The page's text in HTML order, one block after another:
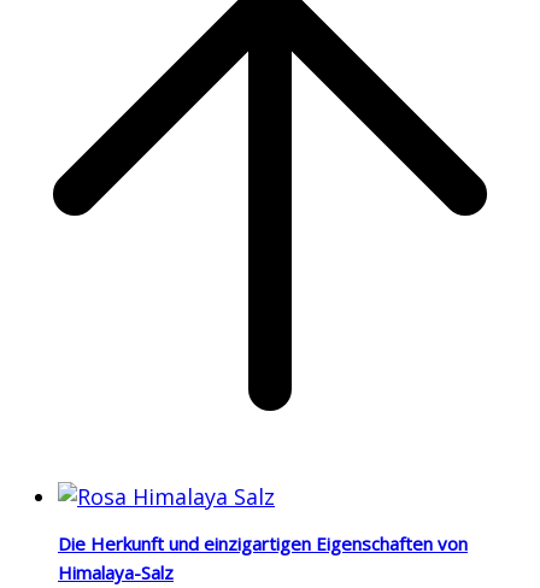
Die Herkunft und einzigartigen Eigenschaften von
Himalaya-Salz